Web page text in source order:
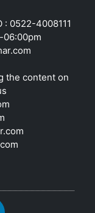
: 0522-4008111
06:00pm
the content on